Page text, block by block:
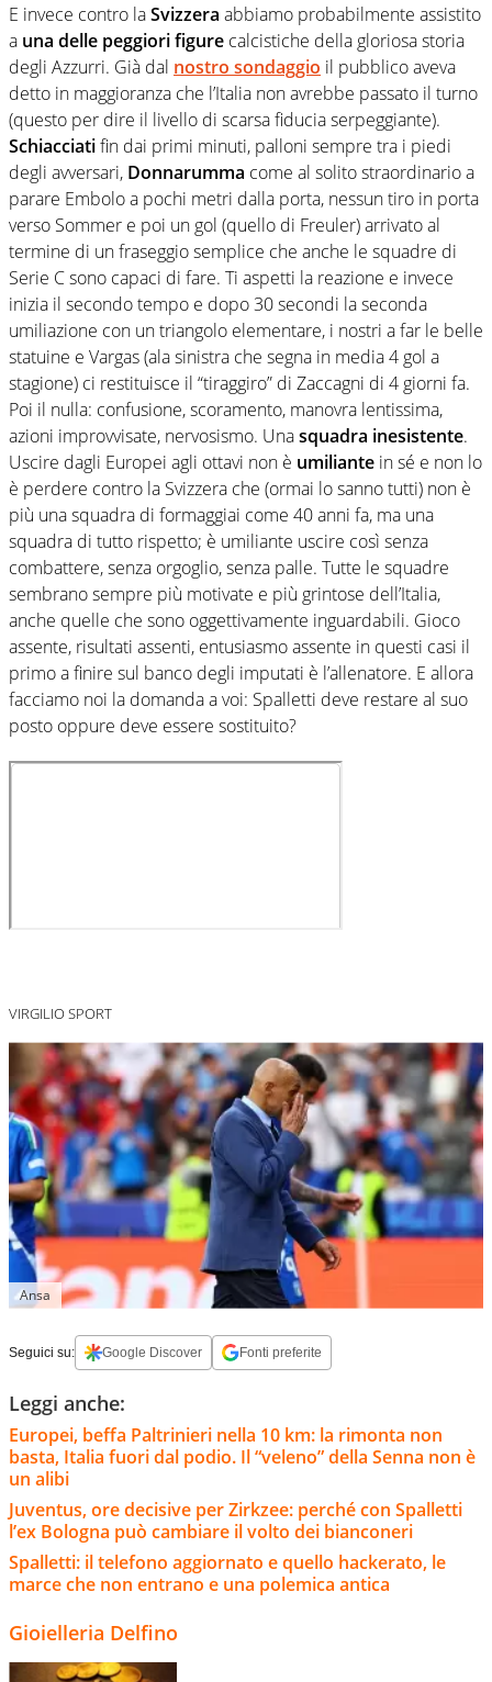
E invece contro laSvizzera abbiamo probabilmente assistito
a una delle peggiori figure calcistiche della gloriosa storia
degli Azzurri. Già dal nostro sondaggio il pubblico aveva
detto in maggioranza che l’Italia non avrebbe passato il turno
(questo per dire il livello di scarsa fiducia serpeggiante).
Schiacciatifin dai primi minuti, palloni sempre tra i piedi
degli avversari, Donnarumma come al solito straordinario a
parare Embolo a pochi metri dalla porta, nessun tiro in porta
verso Sommer e poi un gol (quello di Freuler) arrivato al
termine di un fraseggio semplice che anche le squadre di
Serie C sono capaci di fare. Ti aspetti la reazione e invece
inizia il secondo tempo e dopo 30 secondi la seconda
umiliazione con un triangolo elementare, i nostri a far le belle
statuine e Vargas (ala sinistra che segna in media 4 gol a
stagione) ci restituisce il “tiraggiro” di Zaccagni di 4 giorni fa.
Poi il nulla: confusione, scoramento, manovra lentissima,
azioni improvvisate, nervosismo. Unasquadra inesistente.
Uscire dagli Europei agli ottavi non è umiliante in sé e non lo
è perdere contro la Svizzera che (ormai lo sanno tutti) non è
più una squadra di formaggiai come 40 anni fa, ma una
squadra di tutto rispetto; è umiliante uscire così senza
combattere, senza orgoglio, senza palle. Tutte le squadre
sembrano sempre più motivate e più grintose dell’Italia,
anche quelle che sono oggettivamente inguardabili. Gioco
assente, risultati assenti, entusiasmo assente in questi casi il
primo a finire sul banco degli imputati è l’allenatore. E allora
facciamo noi la domanda a voi: Spalletti deve restare al suo
posto oppure deve essere sostituito?
VIRGILIO SPORT
Ansa
Seguici su: Google Discover Fonti preferite
Leggi anche:
Europei, beffa Paltrinieri nella 10 km: la rimonta non
basta, Italia fuori dal podio. Il “veleno” della Senna non è
un alibi
Juventus, ore decisive per Zirkzee: perché con Spalletti
l’ex Bologna può cambiare il volto dei bianconeri
Spalletti: il telefono aggiornato e quello hackerato, le
marce che non entrano e una polemica antica
Gioielleria Delfino